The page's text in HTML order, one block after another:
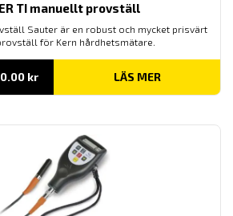
TI manuellt provställ
Sauter är en robust och mycket prisvärt
för Kern hårdhetsmätare.
krPrisintervall:
till
LÄS MER